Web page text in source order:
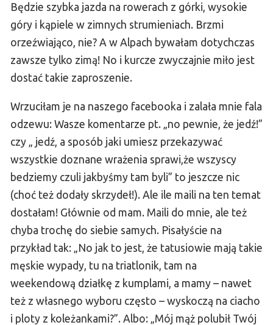
Będzie szybka jazda na rowerach z górki, wysokie
góry i kąpiele w zimnych strumieniach. Brzmi
orzeźwiająco, nie? A w Alpach bywałam dotychczas
zawsze tylko zimą! No i kurcze zwyczajnie miło jest
dostać takie zaproszenie.
Wrzuciłam je na naszego facebooka i zalała mnie fala
odzewu: Wasze komentarze pt. „no pewnie, że jedź!”
czy „ jedź, a sposób jaki umiesz przekazywać
wszystkie doznane wrażenia sprawi,że wszyscy
bedziemy czuli jakbyśmy tam byli” to jeszcze nic
(choć też dodały skrzydeł!). Ale ile maili na ten temat
dostałam! Głównie od mam. Maili do mnie, ale też
chyba trochę do siebie samych. Pisałyście na
przykład tak: „No jak to jest, że tatusiowie mają takie
męskie wypady, tu na triatlonik, tam na
weekendową działkę z kumplami, a mamy – nawet
też z własnego wyboru często – wyskoczą na ciacho
i ploty z koleżankami?”. Albo: „Mój mąż polubił Twój